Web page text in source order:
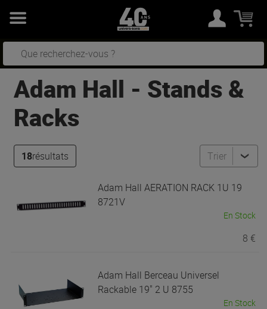
Adam Hall - Stands &
Racks
18résultats Trier
Adam HallAERATION RACK 1U 19
8721V
En Stock
8 €
Adam Hall Berceau Universel
Rackable 19" 2 U 8755
En Stock